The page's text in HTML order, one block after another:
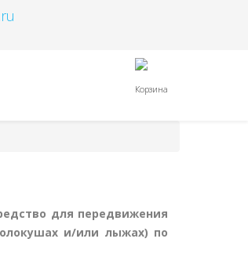
Корзина
для передвижения
и/или лыжах) по